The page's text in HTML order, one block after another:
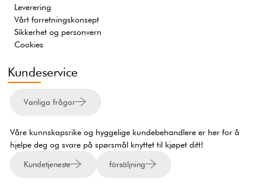
Leverering
Vårt forretningskonsept
Sikkerhet og personvern
Cookies
Kundeservice
Vanliga frågor
Våre kunnskapsrike og hyggelige kundebehandlere er her for å
hjelpe deg og svare på spørsmål knyttet til kjøpet ditt!
Kundetjeneste försäljning